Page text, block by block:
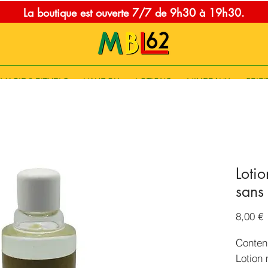
La boutique est ouverte 7/7 de 9h30 à 19h30.
MAGIE & RITUELS VAUDOU LOTIONS MINERAUX
8,00 €
Lotion